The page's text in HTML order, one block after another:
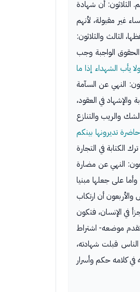
الثلاثون: أن شهادة
غير مقبولة، لأنهم
الثالث والثلاثون:
الحقوق الواجبة وجب
ولا يأب الشهداء إذا ما
النهي عن السآمة
في العقود،
والريب والتنازع
تديرونها بينكم
الكتابة في التجارة
النهي عن مضارة
على جعلها مبنيا
أن ارتكاب
في الإنسان، فتكون
موضعه- اشتراط
قبلت شهادته،
كلامه حكم وأسرار